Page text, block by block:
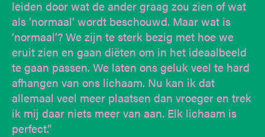
leiden door wat de ander graag zou zien of wat
als ‘normaal’ wordt beschouwd. Maar wat is
‘normaal’? We zijn te sterk bezig met hoe we
eruit zien en gaan diëten om in het ideaalbeeld
te gaan passen. We laten ons geluk veel te hard
afhangen van ons lichaam. Nu kan ik dat
allemaal veel meer plaatsen dan vroeger en trek
ik mij daar niets meer van aan. Elk lichaam is
perfect.”